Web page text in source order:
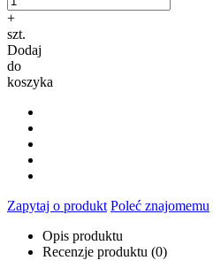
+
szt.
Dodaj
do
koszyka
Zapytaj o produkt Poleć znajomemu
Opis produktu
Recenzje produktu (0)